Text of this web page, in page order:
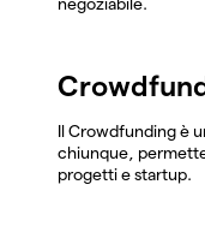
Il Crowdfunding è
chiunque,
progetti e startup.